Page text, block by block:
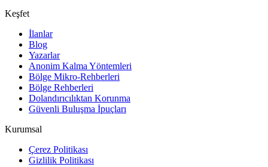
Keşfet
İlanlar
Blog
Yazarlar
Anonim Kalma Yöntemleri
Bölge Mikro-Rehberleri
Bölge Rehberleri
Dolandırıcılıktan Korunma
Güvenli Buluşma İpuçları
Kurumsal
Çerez Politikası
Gizlilik Politikası